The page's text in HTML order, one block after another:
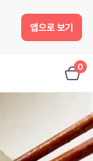
앱으로 보기
0